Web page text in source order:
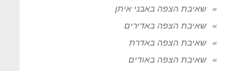
שאיבת הצפה באבני איתן
שאיבת הצפה באדירים
שאיבת הצפה באדרת
שאיבת הצפה באודים